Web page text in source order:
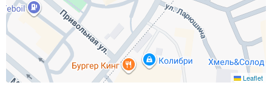
Leaflet